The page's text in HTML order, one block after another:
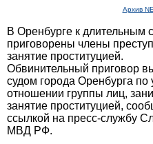
Архив
В Оренбурге к длительным
приговорены члены
занятие проституцией.
Обвинительный приговор
судом города Оренбурга по
отношении группы лиц,
занятие проституцией,
ссылкой на пресс-службу
МВД РФ.